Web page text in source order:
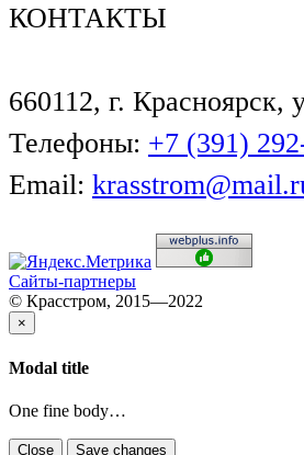
КОНТАКТЫ
660112, г.
Телефоны: +7 (391)
Email:
Сайты-партнеры
© Красстром, 2015—2022
×
Modal title
One fine body…
Close Save changes